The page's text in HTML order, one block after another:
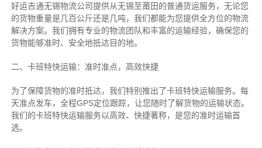
好运吉通无锡物流公司提供从无锡至莆田的普通货运服务，无论您
的货物重量是几百公斤还是几吨，我们都能为您提供全方位的物流
解决方案。我们拥有专业的物流团队和丰富的运输经验，确保您的
货物能够准时、安全地抵达目的地。
二、卡班特快运输：准时准点，高效快捷
为了保障货物的准时抵达，我们特别推出了卡班特快运输服务。每
天准点发车，全程GPS定位跟踪，让您随时了解货物的运输状态。
我们的卡班特快运输服务以高效、快捷著称，是您的准时运输首
选。